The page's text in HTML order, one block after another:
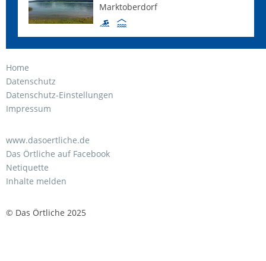
Marktoberdorf
Home
Datenschutz
Datenschutz-Einstellungen
Impressum
www.dasoertliche.de
Das Örtliche auf Facebook
Netiquette
Inhalte melden
© Das Örtliche 2025